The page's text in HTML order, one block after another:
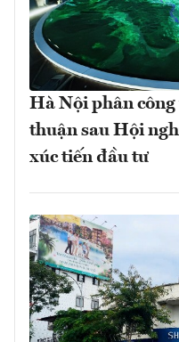
Hà Nội phân
thuận sau Hội
xúc tiến đầu tư